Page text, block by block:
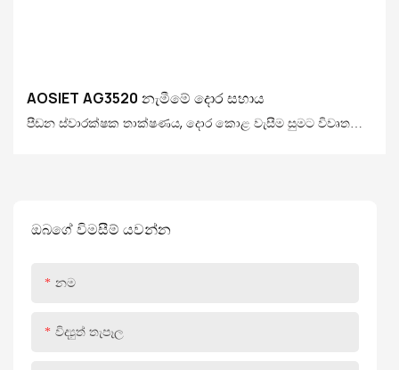
ඔබගේ විමසීම් යවන්න
නම
විද්‍යුත් තැපෑල
AOSIET AG3520 නැමීමේ දොර සහාය
පීඩන ස්වාරක්ෂක තාක්ෂණය, දොර කොළ වැසීම සුමට විවෘත
ය